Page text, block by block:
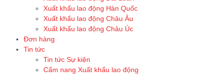
Xuất khẩu lao động Hàn Quốc
Xuất khẩu lao động Châu Âu
Xuất khẩu lao động Châu Úc
Đơn hàng
Tin tức
Tin tức Sự kiện
Cẩm nang Xuất khẩu lao động